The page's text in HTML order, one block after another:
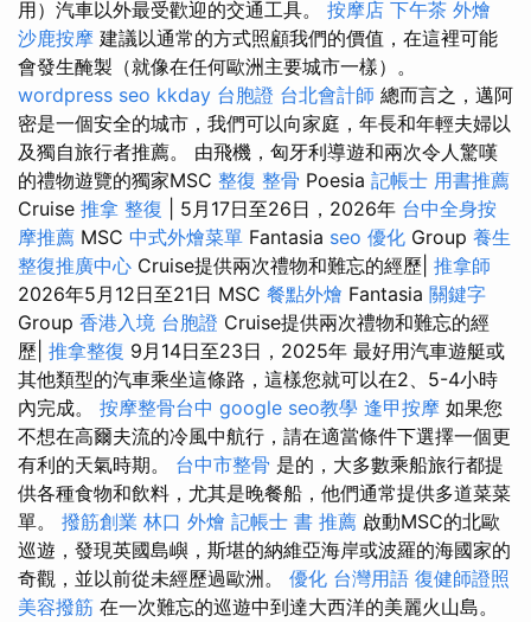
用）汽車以外最受歡迎的交通工具。 按摩店 下午茶 外燴
沙鹿按摩 建議以通常的方式照顧我們的價值，在這裡可能
會發生醃製（就像在任何歐洲主要城市一樣）。
wordpress seo kkday 台胞證 台北會計師 總而言之，邁阿
密是一個安全的城市，我們可以向家庭，年長和年輕夫婦以
及獨自旅行者推薦。 由飛機，匈牙利導遊和兩次令人驚嘆
的禮物遊覽的獨家MSC 整復 整骨 Poesia 記帳士 用書推薦
Cruise 推拿 整復 | 5月17日至26日，2026年 台中全身按
摩推薦 MSC 中式外燴菜單 Fantasia seo 優化 Group 養生
整復推廣中心 Cruise提供兩次禮物和難忘的經歷| 推拿師
2026年5月12日至21日 MSC 餐點外燴 Fantasia 關鍵字
Group 香港入境 台胞證 Cruise提供兩次禮物和難忘的經
歷| 推拿整復 9月14日至23日，2025年 最好用汽車遊艇或
其他類型的汽車乘坐這條路，這樣您就可以在2、5-4小時
內完成。 按摩整骨台中 google seo教學 逢甲按摩 如果您
不想在高爾夫流的冷風中航行，請在適當條件下選擇一個更
有利的天氣時期。 台中市整骨 是的，大多數乘船旅行都提
供各種食物和飲料，尤其是晚餐船，他們通常提供多道菜菜
單。 撥筋創業 林口 外燴 記帳士 書 推薦 啟動MSC的北歐
巡遊，發現英國島嶼，斯堪的納維亞海岸或波羅的海國家的
奇觀，並以前從未經歷過歐洲。 優化 台灣用語 復健師證照
美容撥筋 在一次難忘的巡遊中到達大西洋的美麗火山島。